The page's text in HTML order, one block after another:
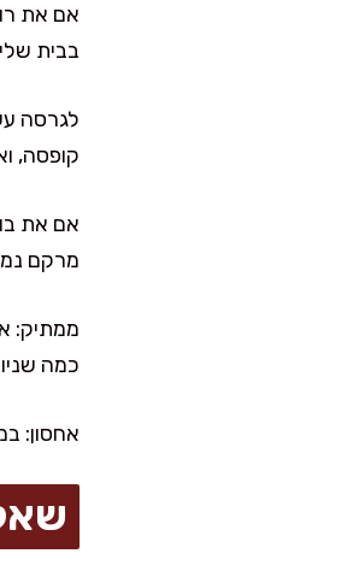
אם את
בבית
לגרסה
קופסה,
אם את
מרקם
ממתיק:
כמה
אחסון: במקרר הם מחזיקים 7–10 ימים